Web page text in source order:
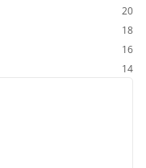
20
18
16
14